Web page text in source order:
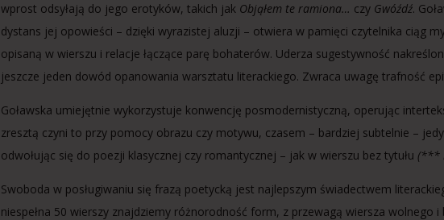
wprost odsyłają do jego erotyków, takich jak Objąłem te ramiona… czy Gwóźdź.
dystans jej opowieści – dzięki wyrazistej aluzji – otwiera w pamięci czytelnika ciąg
opisaną w wierszu i relacje łączące parę bohaterów. Uderza sugestywność
jeszcze jeden dowód opanowania warsztatu literackiego. Zwraca uwagę trafność
Goławska umiejętnie wykorzystuje konwencję posmodernistyczną, operując
zresztą czyni to przy pomocy obrazu czy motywu, czasem – bardziej subtelnie –
odwołując się do poezji klasycznej czy romantycznej – jak w wierszu bez tytułu (***
Swoboda w posługiwaniu się frazą poetycką jest najlepszym świadectwem
niespełna 50 wierszy znajdziemy różnorodność form, z przewagą wiersza wolnego